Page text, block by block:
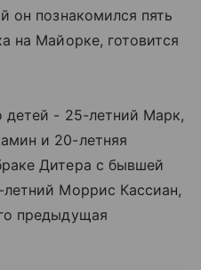
он познакомился пять
на Майорке, готовится
детей - 25-летний Марк,
и 20-летняя
Дитера с бывшей
Моррис Кассиан,
предыдущая